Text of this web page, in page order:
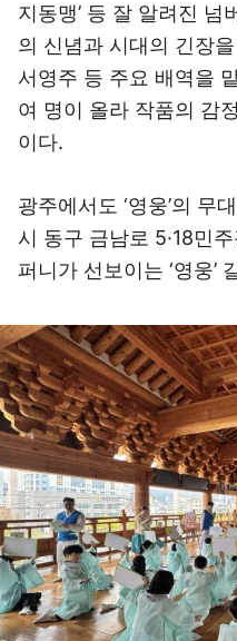
지동맹’ 등 잘 알려진
의 신념과 시대의 긴장
서영주 등 주요 배역을
여 명이 올라 작품의 감
이다.
광주에서도 ‘영웅’의 무
시 동구 금남로 5·18민
퍼니가 선보이는 ‘영웅’